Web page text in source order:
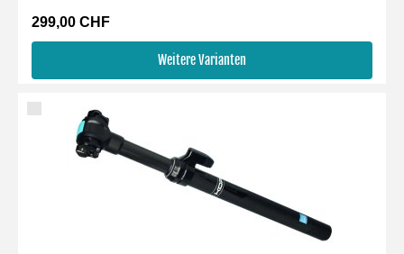
299,00 CHF
Weitere Varianten